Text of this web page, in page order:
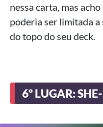
nessa carta, mas
poderia ser limitada
do topo do seu deck.
6º LUGAR: